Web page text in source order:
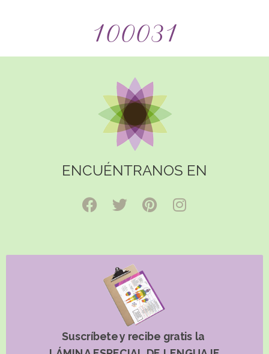
100031
ENCUÉNTRANOS EN
Suscríbete y recibe gratis la